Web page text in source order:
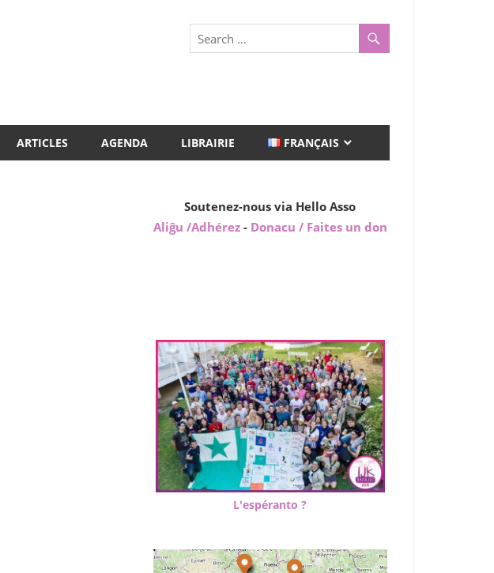
ARTICLES AGENDA LIBRAIRIE FRANÇAIS
Soutenez-nous via Hello Asso
Aliĝu /Adhérez - Donacu / Faites un don
L'espéranto ?